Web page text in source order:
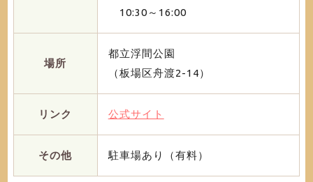
10:30～16:00
場所
都立浮間公園
（板場区舟渡2-14）
リンク 公式サイト
その他 駐車場あり（有料）